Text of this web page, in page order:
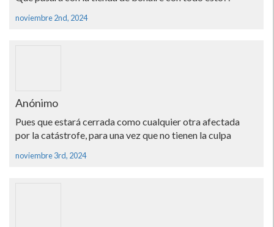
noviembre 2nd, 2024
Anónimo
Pues que estará cerrada como cualquier otra afectada
por la catástrofe, para una vez que no tienen la culpa
noviembre 3rd, 2024